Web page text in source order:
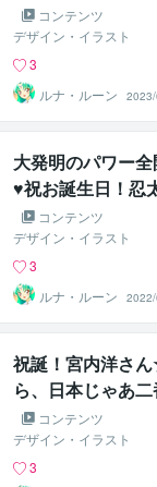
コンテンツ
デザイン・イラスト
3
ルナ・ルーン
大発明のパワー
♥祝お誕生日！忍
コンテンツ
デザイン・イラスト
3
ルナ・ルーン
祝誕！宮内洋さ
ら、日本じゃあ二
コンテンツ
デザイン・イラスト
3